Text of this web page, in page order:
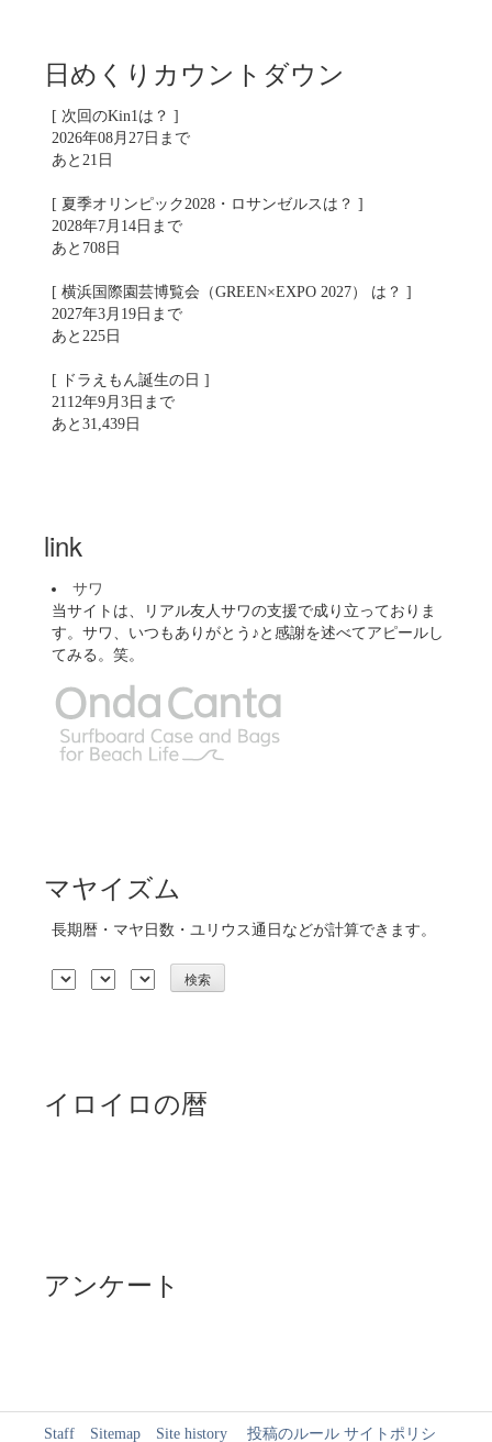
日めくりカウントダウン
[ 次回のKin1は？ ]
2026年08月27日まで
あと21日
[ 夏季オリンピック2028・ロサンゼルスは？ ]
2028年7月14日まで
あと708日
[ 横浜国際園芸博覧会（GREEN×EXPO 2027） は？ ]
2027年3月19日まで
あと225日
[ ドラえもん誕生の日 ]
2112年9月3日まで
あと31,439日
link
サワ
当サイトは、リアル友人サワの支援で成り立っておりま
す。サワ、いつもありがとう♪と感謝を述べてアピールし
てみる。笑。
マヤイズム
長期暦・マヤ日数・ユリウス通日などが計算できます。
イロイロの暦
アンケート
Staff Sitemap Site history 投稿のルール サイトポリシ